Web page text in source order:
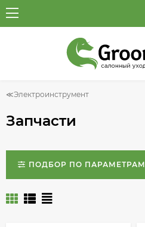
Электроинструмент
Запчасти
ПОДБОР ПО ПАРАМЕТРАМ